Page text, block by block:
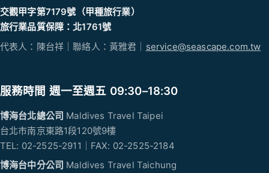
交觀甲字第7179號（甲種旅行業）
旅行業品質保障：北1761號
代表人：陳台祥｜聯絡人：黃雅君｜ service@seascape.com.tw
服務時間 週一至週五 09:30–18:30
博海台北總公司 Maldives Travel Taipei
台北市南京東路1段120號9樓
TEL: 02-2525-2911｜FAX: 02-2525-2184
博海台中分公司 Maldives Travel Taichung